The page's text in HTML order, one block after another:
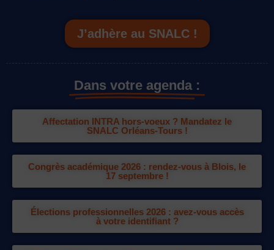
J’adhère au SNALC !
Dans votre agenda :
Affectation INTRA hors-voeux ? Mandatez le
SNALC Orléans-Tours !
Congrès académique 2026 : rendez-vous à Blois, le
17 septembre !
Élections professionnelles 2026 : avez-vous accès
à votre identifiant ?